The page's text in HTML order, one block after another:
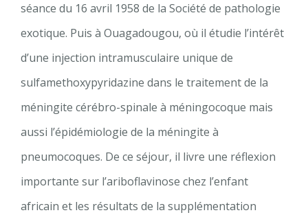
séance du 16 avril 1958 de la Société de pathologie
exotique. Puis à Ouagadougou, où il étudie l’intérêt
d’une injection intramusculaire unique de
sulfamethoxypyridazine dans le traitement de la
méningite cérébro-spinale à méningocoque mais
aussi l’épidémiologie de la méningite à
pneumocoques. De ce séjour, il livre une réflexion
importante sur l’ariboflavinose chez l’enfant
africain et les résultats de la supplémentation